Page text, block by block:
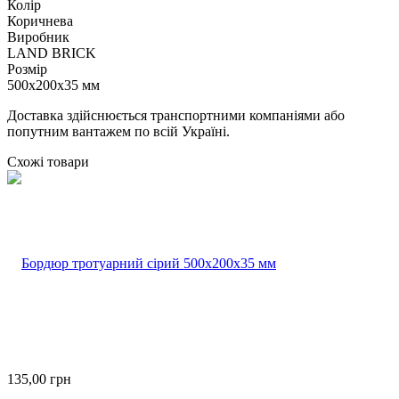
Колір
Коричнева
Виробник
LAND BRICK
Розмір
500х200х35 мм
Доставка здійснюється транспортними компаніями або
попутним вантажем по всій Україні.
Схожі товари
135,00 грн